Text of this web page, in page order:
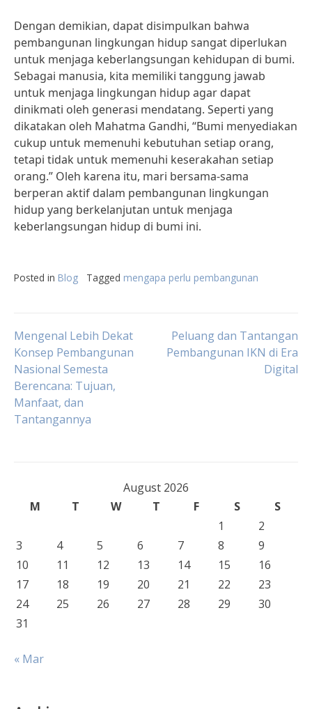
Dengan demikian, dapat disimpulkan bahwa
pembangunan lingkungan hidup sangat diperlukan
untuk menjaga keberlangsungan kehidupan di bumi.
Sebagai manusia, kita memiliki tanggung jawab
untuk menjaga lingkungan hidup agar dapat
dinikmati oleh generasi mendatang. Seperti yang
dikatakan oleh Mahatma Gandhi, “Bumi menyediakan
cukup untuk memenuhi kebutuhan setiap orang,
tetapi tidak untuk memenuhi keserakahan setiap
orang.” Oleh karena itu, mari bersama-sama
berperan aktif dalam pembangunan lingkungan
hidup yang berkelanjutan untuk menjaga
keberlangsungan hidup di bumi ini.
Posted in Blog Tagged mengapa perlu pembangunan
Post
navigation
Mengenal Lebih Dekat
Konsep Pembangunan
Nasional Semesta
Berencana: Tujuan,
Manfaat, dan
Tantangannya
Peluang dan Tantangan
Pembangunan IKN di Era
Digital
August 2026
M
T W T F S
S
1
2
3
4 5 6 7 8
9
10
11 12 13 14 15
16
17
18 19 20 21 22
23
24
25 26 27 28 29
30
31
« Mar